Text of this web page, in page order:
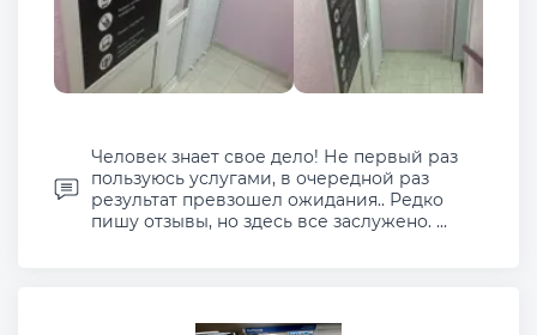
Человек знает свое дело! Не первый раз
пользуюсь услугами, в очередной раз
результат превзошел ожидания.. Редко
пишу отзывы, но здесь все заслужено. ...